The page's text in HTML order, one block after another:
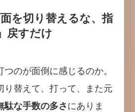
を切り替えるな、指
戻すだけ
のが面倒に感じるのか。
り替えて、打って、また元
駄な手数の多さ にありま